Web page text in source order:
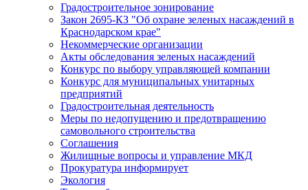
Градостроительное зонирование
Закон 2695-КЗ "Об охране зеленых насаждений в
Краснодарском крае"
Некоммерческие организации
Акты обследования зеленых насаждений
Конкурс по выбору управляющей компании
Конкурс для муниципальных унитарных
предприятий
Градостроительная деятельность
Меры по недопущению и предотвращению
самовольного строительства
Соглашения
Жилищные вопросы и управление МКД
Прокуратура информирует
Экология